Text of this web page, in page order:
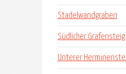
Stadelwandgraben
Südlicher Grafensteig
Unterer